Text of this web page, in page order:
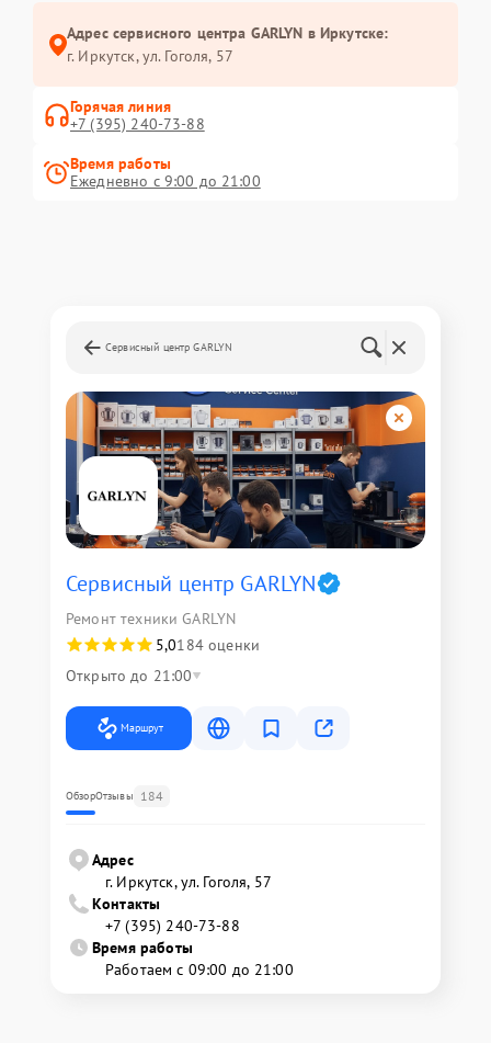
Адрес сервисного центра GARLYN в Иркутске:
г. Иркутск, ул. ​Гоголя, 57
Горячая линия
+7 (395) 240-73-88
Время работы
Ежедневно с 9:00 до 21:00
Сервисный центр GARLYN
Сервисный центр GARLYN
Ремонт техники GARLYN
5,0184 оценки
Открыто до 21:00
Маршрут
ОбзорОтзывы 184
Адрес
г. Иркутск, ул. ​Гоголя, 57
Контакты
+7 (395) 240-73-88
Время работы
Работаем с 09:00 до 21:00